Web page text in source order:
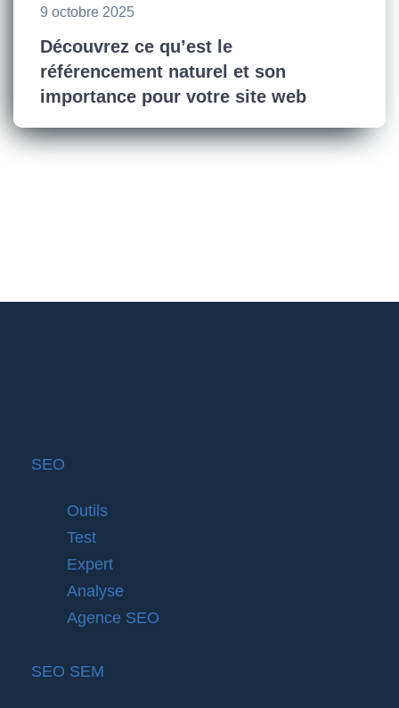
9 octobre 2025
Découvrez ce qu’est le
référencement naturel et son
importance pour votre site web
SEO
Outils
Test
Expert
Analyse
Agence SEO
SEO SEM